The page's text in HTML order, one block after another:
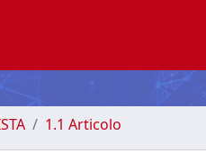
1.1 Articolo